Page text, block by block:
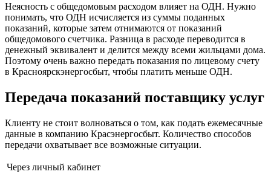
Неясность с общедомовым расходом влияет на ОДН. Нужно
понимать, что ОДН исчисляется из суммы поданных
показаний, которые затем отнимаются от показаний
общедомового счетчика. Разница в расходе переводится в
денежный эквивалент и делится между всеми жильцами дома.
Поэтому очень важно передать показания по лицевому счету
в Красноярскэнергосбыт, чтобы платить меньше ОДН.
Передача показаний поставщику услуг
Клиенту не стоит волноваться о том, как подать ежемесячные
данные в компанию Красэнергосбыт. Количество способов
передачи охватывает все возможные ситуации.
Через личный кабинет